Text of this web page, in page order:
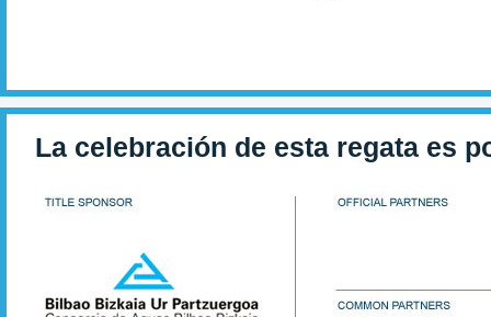
La celebración de esta regata es